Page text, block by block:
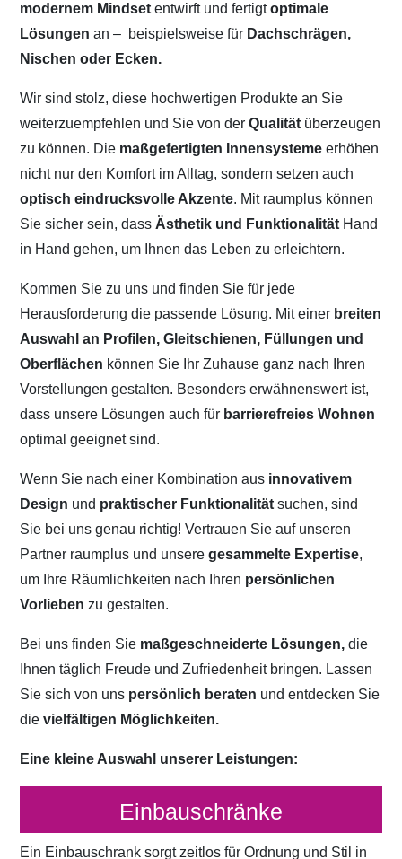
modernem Mindset entwirft und fertigtoptimale
Lösungen an – beispielsweise für Dachschrägen,
Nischen oder Ecken.
Wir sind stolz, diese hochwertigen Produkte an Sie
weiterzuempfehlen und Sie von derQualität überzeugen
zu können. Die maßgefertigten Innensystemeerhöhen
nicht nur den Komfort im Alltag, sondern setzen auch
optisch eindrucksvolle Akzente. Mit raumplus können
Sie sicher sein, dass Ästhetik und Funktionalität Hand
in Hand gehen, um Ihnen das Leben zu erleichtern.
Kommen Sie zu uns und finden Sie für jede
Herausforderung die passende Lösung. Mit einer breiten
Auswahl an Profilen, Gleitschienen, Füllungen und
Oberflächen können Sie Ihr Zuhause ganz nach Ihren
Vorstellungen gestalten. Besonders erwähnenswert ist,
dass unsere Lösungen auch für barrierefreies Wohnen
optimal geeignet sind.
Wenn Sie nach einer Kombination aus innovativem
Design und praktischer Funktionalitätsuchen, sind
Sie bei uns genau richtig! Vertrauen Sie auf unseren
Partner raumplus und unseregesammelte Expertise,
um Ihre Räumlichkeiten nach Ihren persönlichen
Vorliebenzu gestalten.
Bei uns finden Sie maßgeschneiderte Lösungen, die
Ihnen täglich Freude und Zufriedenheit bringen. Lassen
Sie sich von uns persönlich beraten und entdecken Sie
dievielfältigen Möglichkeiten.
Eine kleine Auswahl unserer Leistungen:
Einbauschränke
Ein Einbauschrank sorgt zeitlos für Ordnung und Stil in